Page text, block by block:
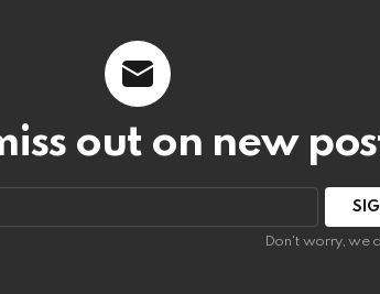
out on new
Don't worry, we